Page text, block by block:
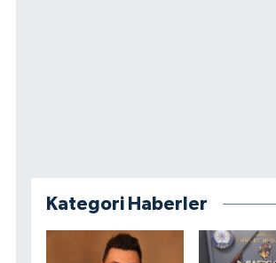
Kategori Haberler